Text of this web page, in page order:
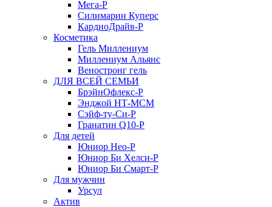
Мега-Р
Силимарин Куперс
КардиоДрайв-Р
Косметика
Гель Миллениум
Миллениум Альянс
Веностронг гель
ДЛЯ ВСЕЙ СЕМЬИ
БрэйнОфлекс-Р
Энджой НТ-МСМ
Сэйф-ту-Си-Р
Гранатин Q10-Р
Для детей
Юниор Нео-Р
Юниор Би Хелси-Р
Юниор Би Смарт-Р
Для мужчин
Урсул
Актив